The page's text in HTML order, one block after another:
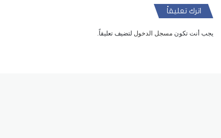
اترك تعليقاً
يجب أنت تكون مسجل الدخول لتضيف تعليقاً.